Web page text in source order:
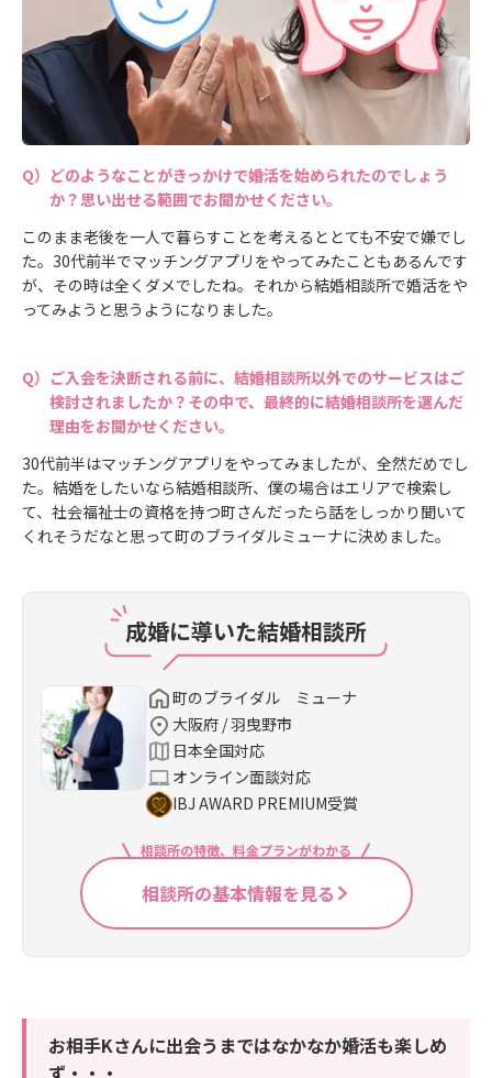
どのようなことがきっかけで婚活を始められたのでしょう
か？思い出せる範囲でお聞かせください。
このまま老後を一人で暮らすことを考えるととても不安で嫌でし
た。30代前半でマッチングアプリをやってみたこともあるんです
が、その時は全くダメでしたね。それから結婚相談所で婚活をや
ってみようと思うようになりました。
ご入会を決断される前に、結婚相談所以外でのサービスはご
検討されましたか？その中で、最終的に結婚相談所を選んだ
理由をお聞かせください。
30代前半はマッチングアプリをやってみましたが、全然だめでし
た。結婚をしたいなら結婚相談所、僕の場合はエリアで検索し
て、社会福祉士の資格を持つ町さんだったら話をしっかり聞いて
くれそうだなと思って町のブライダルミューナに決めました。
成婚に導いた結婚相談所
町のブライダル ミューナ
大阪府 / 羽曳野市
日本全国対応
オンライン面談対応
IBJ AWARD PREMIUM受賞
相談所の特徴、料金プランがわかる
相談所の基本情報を見る
お相手Kさんに出会うまではなかなか婚活も楽しめ
ず・・・